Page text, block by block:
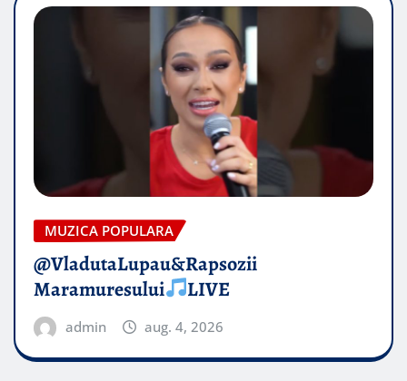
MUZICA POPULARA
@VladutaLupau&Rapsozii
Maramuresului
LIVE
admin aug. 4, 2026